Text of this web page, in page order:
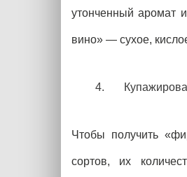
утонченный аромат
вино» — сухое,
Чтобы получить
сортов, их